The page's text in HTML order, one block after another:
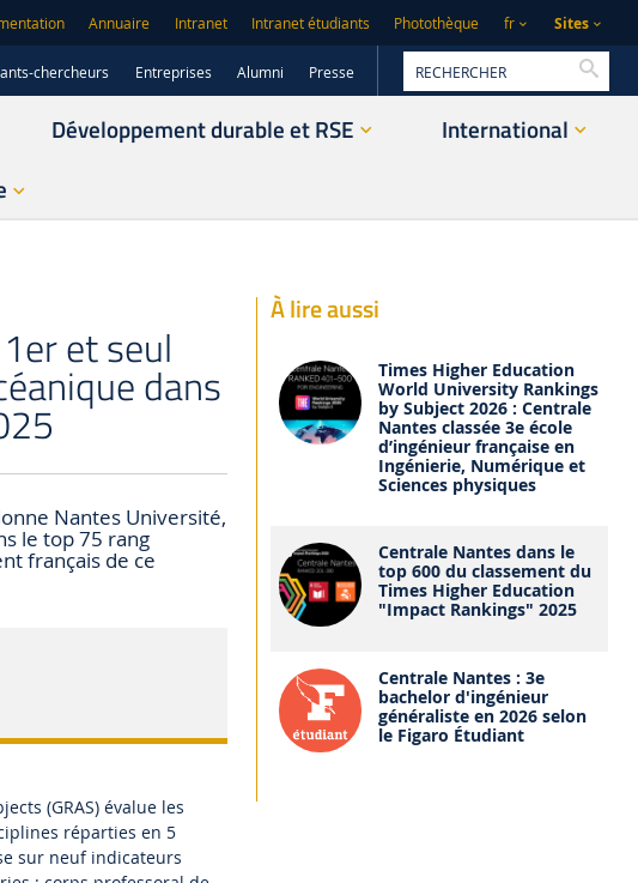
Annuaire Intranet Intranet étudiants Photothèque fr Sites
chercheurs Entreprises Alumni Presse
Développement durable et RSE
International
et seul
dans
Nantes Université,
le top 75 rang
français de ce
(GRAS) évalue les
réparties en 5
sur neuf indicateurs
À lire aussi
Times Higher Education
World University Rankings
by Subject 2026 : Centrale
Nantes classée 3e école
d’ingénieur française en
Ingénierie, Numérique et
Sciences physiques
Centrale Nantes dans le
top 600 du classement du
Times Higher Education
"Impact Rankings" 2025
Centrale Nantes : 3e
bachelor d'ingénieur
généraliste en 2026 selon
le Figaro Étudiant